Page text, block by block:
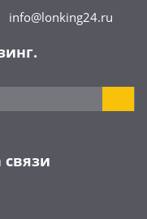
info@lonking24.ru
связи